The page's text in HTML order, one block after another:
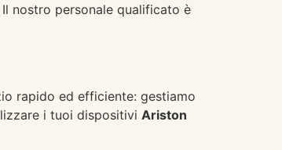
nostro personale qualificato è
rapido ed efficiente: gestiamo
i tuoi dispositivi Ariston